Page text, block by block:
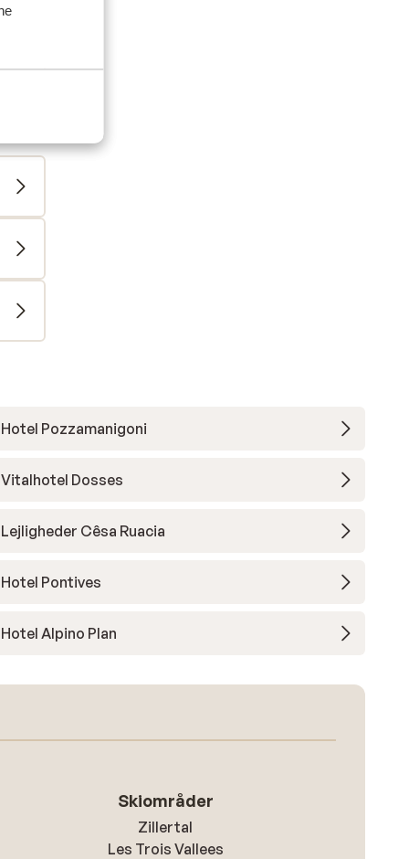
Hotel Pozzamanigoni
Vitalhotel Dosses
Lejligheder Cêsa Ruacia
Hotel Pontives
Hotel Alpino Plan
Skiområder
Zillertal
Les Trois Vallees